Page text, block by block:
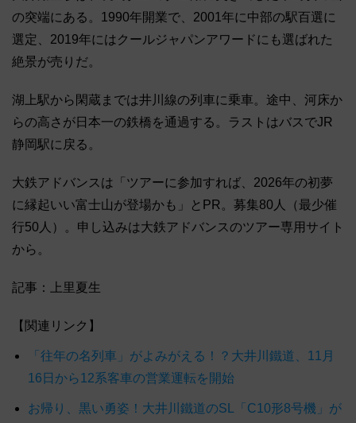
の突端にある。1990年開業で、2001年に中部の駅百選に
選定、2019年にはクールジャパンアワードにも選ばれた
絶景が売りだ。
湖上駅から閑蔵までは井川線の列車に乗車。途中、河床か
らの高さが日本一の鉄橋を通過する。ラストはバスでJR
静岡駅に戻る。
大鉄アドバンスは「ツアーに参加すれば、2026年の初夢
に縁起いい富士山が登場かも」とPR。募集80人（最少催
行50人）。申し込みは大鉄アドバンスのツアー専用サイト
から。
記事：上里夏生
【関連リンク】
「往年の名列車」がよみがえる！？大井川鐵道、11月
16日から12系客車の営業運転を開始
お帰り、黒い勇姿！大井川鐵道のSL「C10形8号機」が